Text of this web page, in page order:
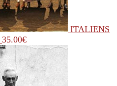
ITALIENS
35.00€